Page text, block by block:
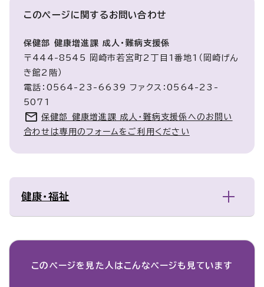
このページに関するお問い合わせ
保健部 健康増進課 成人・難病支援係
〒444-8545 岡崎市若宮町2丁目1番地1（岡崎げん
き館2階）
電話：0564-23-6639 ファクス：0564-23-
5071
保健部 健康増進課 成人・難病支援係へのお問い
合わせは専用のフォームをご利用ください
健康・福祉
このページを見た人は こんなページも見ています